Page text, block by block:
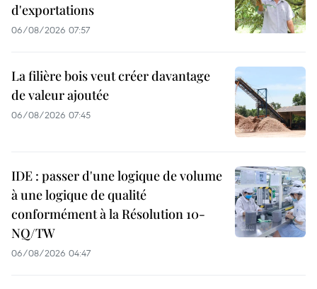
d'exportations
06/08/2026 07:57
La filière bois veut créer davantage
de valeur ajoutée
06/08/2026 07:45
IDE : passer d'une logique de volume
à une logique de qualité
conformément à la Résolution 10-
NQ/TW
06/08/2026 04:47